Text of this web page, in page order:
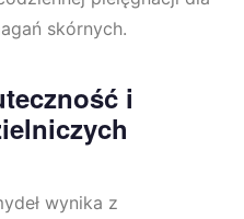
skórnych.
i
wynika z